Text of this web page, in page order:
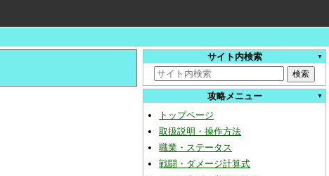
サイト内検索
攻略メニュー
トップページ
取扱説明・操作方法
職業・ステータス
戦闘・ダメージ計算式